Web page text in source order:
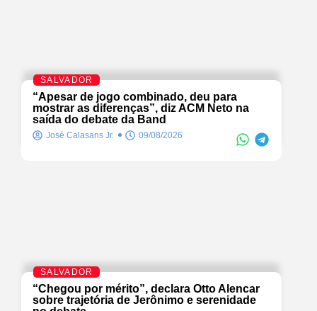
SALVADOR
“Apesar de jogo combinado, deu para
mostrar as diferenças”, diz ACM Neto na
saída do debate da Band
José Calasans Jr. 09/08/2026
SALVADOR
“Chegou por mérito”, declara Otto Alencar
sobre trajetória de Jerônimo e serenidade